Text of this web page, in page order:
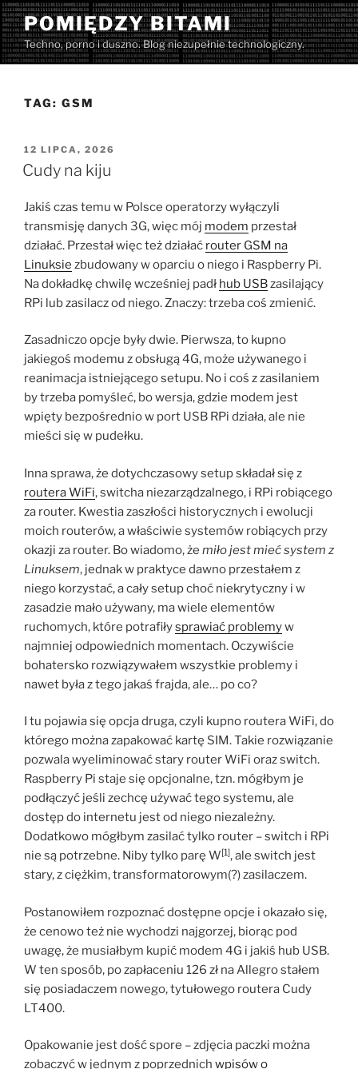
Przejdź
do
treści
POMIĘDZY BITAMI
Techno, porno i duszno. Blog niezupełnie technologiczny.
TAG: GSM
OPUBLIKOWANE
W
12 LIPCA, 2026
Cudy na kiju
Jakiś czas temu w Polsce operatorzy wyłączyli
transmisję danych 3G, więc mój modem przestał
działać. Przestał więc też działać router GSM na
Linuksie zbudowany w oparciu o niego i Raspberry Pi.
Na dokładkę chwilę wcześniej padł hub USBzasilający
RPi lub zasilacz od niego. Znaczy: trzeba coś zmienić.
Zasadniczo opcje były dwie. Pierwsza, to kupno
jakiegoś modemu z obsługą 4G, może używanego i
reanimacja istniejącego setupu. No i coś z zasilaniem
by trzeba pomyśleć, bo wersja, gdzie modem jest
wpięty bezpośrednio w port USB RPi działa, ale nie
mieści się w pudełku.
Inna sprawa, że dotychczasowy setup składał się z
routera WiFi, switcha niezarządzalnego, i RPi robiącego
za router. Kwestia zaszłości historycznych i ewolucji
moich routerów, a właściwie systemów robiących przy
okazji za router. Bo wiadomo, że miło jest mieć system z
Linuksem, jednak w praktyce dawno przestałem z
niego korzystać, a cały setup choć niekrytyczny i w
zasadzie mało używany, ma wiele elementów
ruchomych, które potrafiłysprawiać problemyw
najmniej odpowiednich momentach. Oczywiście
bohatersko rozwiązywałem wszystkie problemy i
nawet była z tego jakaś frajda, ale… po co?
I tu pojawia się opcja druga, czyli kupno routera WiFi, do
którego można zapakować kartę SIM. Takie rozwiązanie
pozwala wyeliminować stary router WiFi oraz switch.
Raspberry Pi staje się opcjonalne, tzn. mógłbym je
podłączyć jeśli zechcę używać tego systemu, ale
dostęp do internetu jest od niego niezależny.
Dodatkowo mógłbym zasilać tylko router – switch i RPi
nie są potrzebne. Niby tylko parę W[1], ale switch jest
stary, z ciężkim, transformatorowym(?) zasilaczem.
Postanowiłem rozpoznać dostępne opcje i okazało się,
że cenowo też nie wychodzi najgorzej, biorąc pod
uwagę, że musiałbym kupić modem 4G i jakiś hub USB.
W ten sposób, po zapłaceniu 126 zł na Allegro stałem
się posiadaczem nowego, tytułowego routera Cudy
LT400.
Opakowanie jest dość spore – zdjęcia paczki można
zobaczyć w jednym z poprzednich wpisów o